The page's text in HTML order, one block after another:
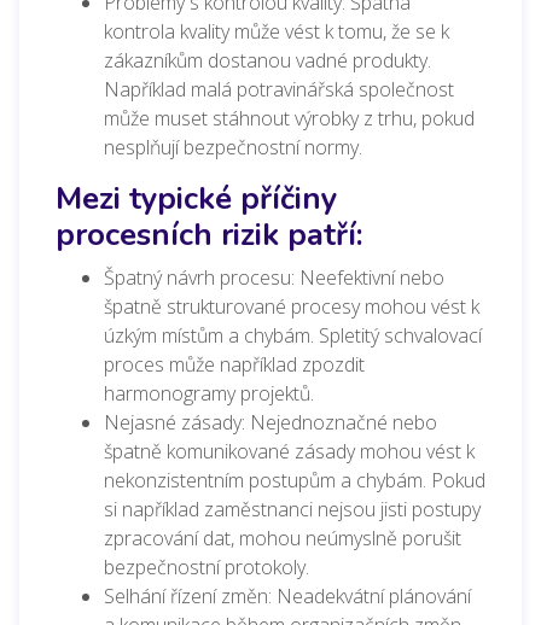
kontrola kvality může vést k tomu, že se k
zákazníkům dostanou vadné produkty.
Například malá potravinářská společnost
může muset stáhnout výrobky z trhu, pokud
nesplňují bezpečnostní normy.
Mezi typické příčiny
procesních rizik patří:
Špatný návrh procesu: Neefektivní nebo
špatně strukturované procesy mohou vést k
úzkým místům a chybám. Spletitý schvalovací
proces může například zpozdit
harmonogramy projektů.
Nejasné zásady: Nejednoznačné nebo
špatně komunikované zásady mohou vést k
nekonzistentním postupům a chybám. Pokud
si například zaměstnanci nejsou jisti postupy
zpracování dat, mohou neúmyslně porušit
bezpečnostní protokoly.
Selhání řízení změn: Neadekvátní plánování